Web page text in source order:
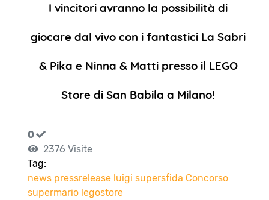
I vincitori avranno la possibilità di
giocare dal vivo con i fantastici La Sabri
& Pika e Ninna & Matti presso il LEGO
Store di San Babila a Milano!
0
2376 Visite
Tag:
news pressrelease luigi supersfida Concorso
supermario legostore